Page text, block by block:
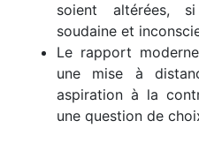
soient altérées,
soudaine et
Le rapport
une mise à
aspiration à la
une question de